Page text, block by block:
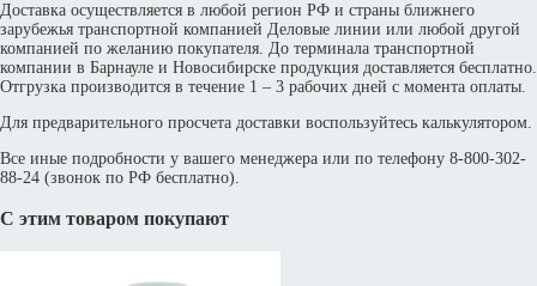
Доставка осуществляется в любой регион РФ и страны ближнего
зарубежья транспортной компанией Деловые линии или любой другой
компанией по желанию покупателя. До терминала транспортной
компании в Барнауле и Новосибирске продукция доставляется бесплатно.
Отгрузка производится в течение 1 – 3 рабочих дней с момента оплаты.
Для предварительного просчета доставки воспользуйтесь калькулятором.
Все иные подробности у вашего менеджера или по телефону 8-800-302-
88-24 (звонок по РФ бесплатно).
С этим товаром покупают